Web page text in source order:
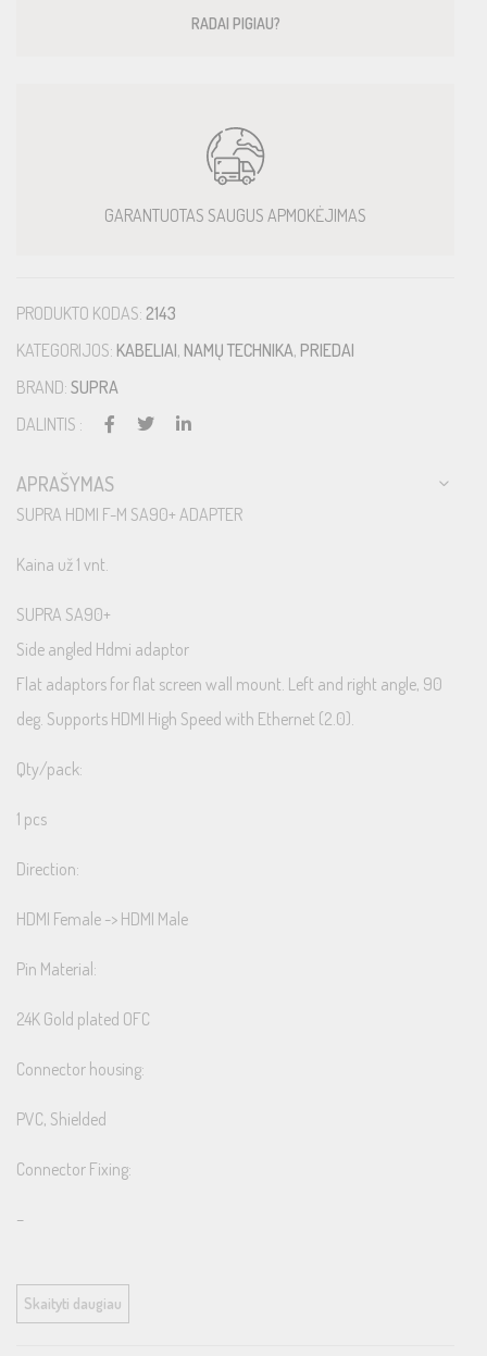
RADAI PIGIAU?
GARANTUOTAS SAUGUS APMOKĖJIMAS
PRODUKTO KODAS: 2143
KATEGORIJOS: KABELIAI, NAMŲ TECHNIKA, PRIEDAI
BRAND: SUPRA
DALINTIS :
APRAŠYMAS
SUPRA HDMI F-M SA90+ ADAPTER
Kaina už 1 vnt.
SUPRA SA90+
Side angled Hdmi adaptor
Flat adaptors for flat screen wall mount. Left and right angle, 90
deg. Supports HDMI High Speed with Ethernet (2.0).
Qty/pack:
1 pcs
Direction:
HDMI Female -> HDMI Male
Pin Material:
24K Gold plated OFC
Connector housing:
PVC, Shielded
Connector Fixing:
–
–
Skaityti daugiau